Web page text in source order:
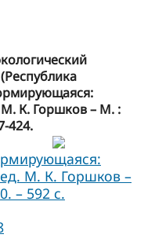
К. Горшков – М. :
424.
М. К. Горшков –
– 592 с.